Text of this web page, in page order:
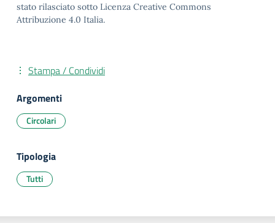
stato rilasciato sotto Licenza Creative Commons
Attribuzione 4.0 Italia.
Stampa / Condividi
Argomenti
Circolari
Tipologia
Tutti